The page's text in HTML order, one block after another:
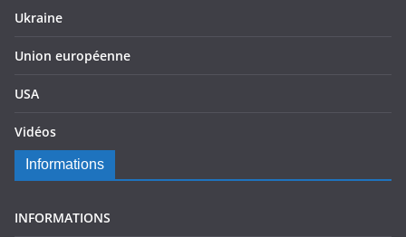
Ukraine
Union européenne
USA
Vidéos
Informations
INFORMATIONS